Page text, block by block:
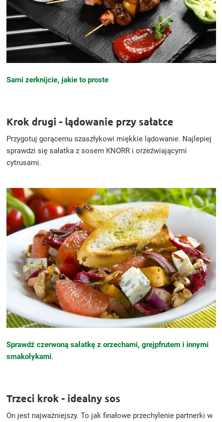
Sami zerknijcie, jakie to proste
Krok drugi - lądowanie przy sałatce
Przygotuj gorącemu szaszłykowi miękkie lądowanie. Najlepiej
sprawdzi się sałatka z sosem KNORR i orzeźwiającymi
cytrusami.
Sprawdź czerwoną sałatkę z orzechami, grejpfrutem i innymi
smakołykami.
Trzeci krok - idealny sos
On jest najważniejszy. To jak finałowe przechylenie partnerki w